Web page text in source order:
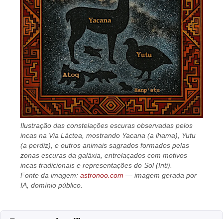
Ilustração das constelações escuras observadas pelos
incas na Via Láctea, mostrando Yacana (a lhama), Yutu
(a perdiz), e outros animais sagrados formados pelas
zonas escuras da galáxia, entrelaçados com motivos
incas tradicionais e representações do Sol (Inti).
Fonte da imagem:astronoo.com — imagem gerada por
IA, domínio público.